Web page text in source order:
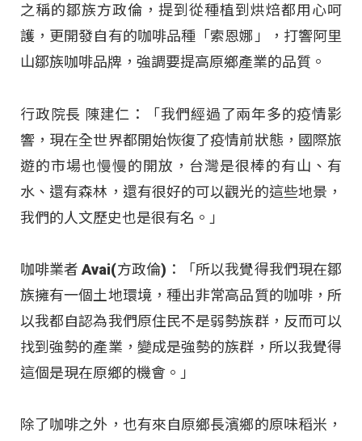
之稱的鄒族方政倫，提到從種植到烘焙都用心呵
護，更開發自有的咖啡品種「索恩娜」，打響阿里
山鄒族咖啡品牌，強調要提高原鄉產業的品質。
行政院長 陳建仁：「我們經過了兩年多的疫情影
響，現在全世界都開始恢復了疫情前狀態，國際旅
遊的市場也慢慢的開放，台灣是很棒的有山、有
水、還有森林，還有很好的可以觀光的這些地景，
我們的人文歷史也是很有名。」
咖啡業者 Avai(方政倫)：「所以我覺得我們現在鄒
族擁有一個土地環境，種出非常高品質的咖啡，所
以我都自認為我們原住民不是弱勢族群，反而可以
找到強勢的產業，變成是強勢的族群，所以我覺得
這個是現在原鄉的機會。」
除了咖啡之外，也有來自原鄉長濱鄉的原味稻米，